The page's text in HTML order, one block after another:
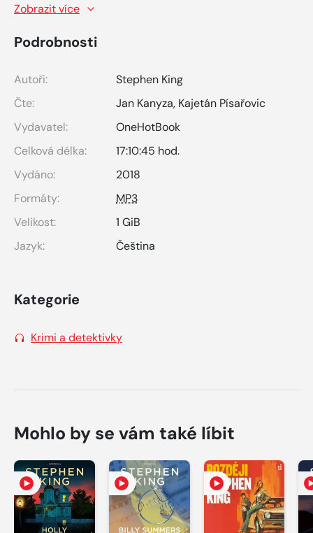
Zobrazit více
Podrobnosti
Autoři:
Stephen King
Čte:
Jan Kanyza, Kajetán Písařovic
Vydavatel:
OneHotBook
Celková délka:
17:10:45 hod.
Vydáno:
2018
Formáty:
MP3
Velikost:
1 GiB
Jazyk:
Čeština
Kategorie
Krimi a detektivky
Mohlo by se vám také líbit